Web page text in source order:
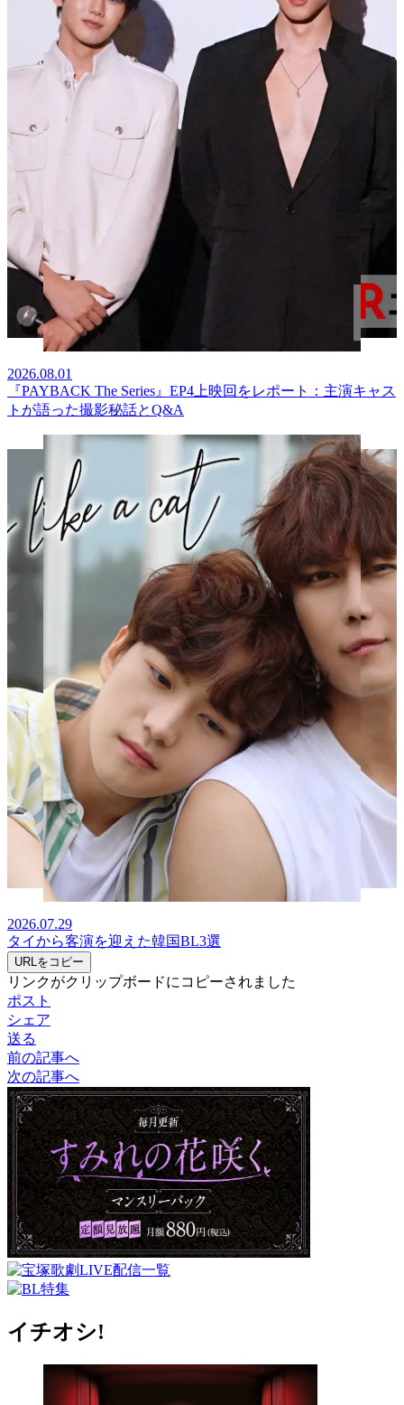
2026.08.01
『PAYBACK The Series』EP4上映回をレポート：主演キャス
トが語った撮影秘話とQ&A
2026.07.29
タイから客演を迎えた韓国BL3選
URLをコピー
リンクがクリップボードにコピーされました
ポスト
シェア
送る
前の記事へ
次の記事へ
イチオシ!